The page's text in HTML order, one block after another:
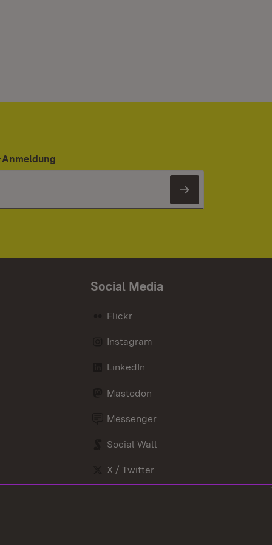
Newsletter
Social Media
Flickr
Instagram
LinkedIn
Mastodon
Messenger
Social Wall
X / Twitter